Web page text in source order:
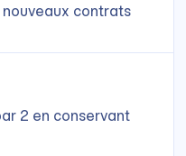
contrats
2 en conservant